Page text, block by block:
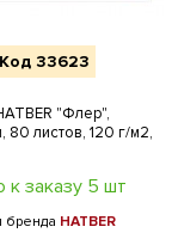
Код 33623
"Флер",
80 листов, 120 г/м2,
к заказу 5 шт
бренда HATBER